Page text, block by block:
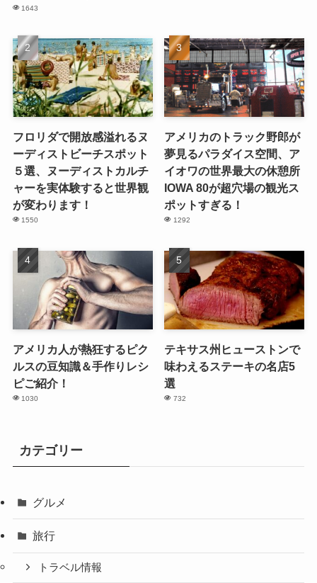
1643
フロリダで開放感溢れるヌ
ーディストビーチスポット
５選、ヌーディストカルチ
ャーを実体験すると世界観
が変わります！
1550
アメリカのトラック野郎が
夢見るパラダイス空間、ア
イオワの世界最大の休憩所
IOWA 80が超穴場の観光ス
ポットすぎる！
1292
アメリカ人が熱狂するピク
ルスの豆知識＆手作りレシ
ピご紹介！
1030
テキサス州ヒューストンで
味わえるステーキの名店5
選
732
カテゴリー
グルメ
旅行
トラベル情報